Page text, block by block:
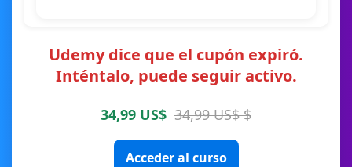
Udemy dice que el cupón expiró.
Inténtalo, puede seguir activo.
34,99 US$ 34,99 US$ $
Acceder al curso